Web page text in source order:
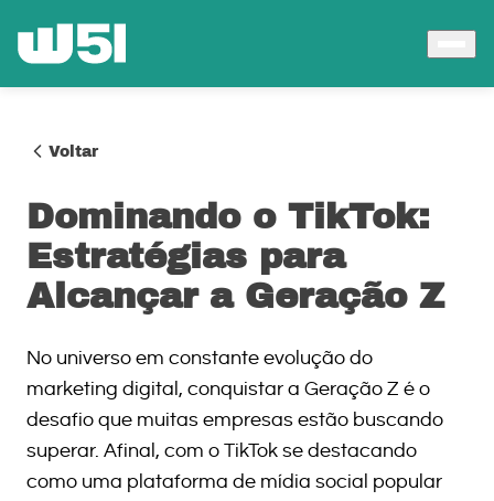
Voltar
Dominando o TikTok:
Estratégias para
Alcançar a Geração Z
No universo em constante evolução do
marketing digital, conquistar a Geração Z é o
desafio que muitas empresas estão buscando
superar. Afinal, com o TikTok se destacando
como uma plataforma de mídia social popular